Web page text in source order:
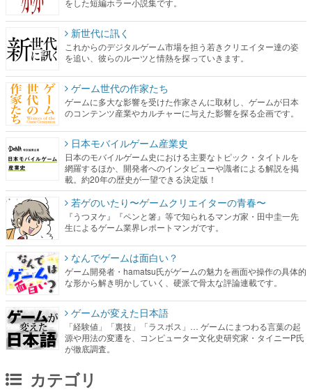
をした短編ホラー小説集です。
新世代に訊く
これからのデジタルゲーム市場を担う若きクリエイター達の姿
を追い、彼らのルーツと情熱を探っていきます。
ゲーム世代の作家たち
ゲームに多大な影響を受けた作家さんに取材し、ゲームが日本
のコンテンツ産業やカルチャーに与えた影響を探る企画です。
日本モバイルゲーム産業史
日本のモバイルゲーム史における主要なトピック・タイトルを
網羅するほか、開発者へのインタビューや識者による解説を掲
載。約20年の歴史が一望できる決定版！
若ゲのいたり〜ゲームクリエイターの青春〜
『うつヌケ』『ペンと箸』等で知られるマンガ家・田中圭一先
生によるゲーム業界レポートマンガです。
なんでゲームは面白い？
ゲーム開発者・hamatsu氏がゲームの魅力を画面や操作の具体的
な形から解き明かしていく、硬派で骨太な評論連載です。
ゲームが変えた日本語
「経験値」「裏技」「ラスボス」… ゲームにまつわる言葉の起
源や用法の変遷を、コンピューター文化史研究家・タイニーP氏
が徹底調査。
カテゴリ